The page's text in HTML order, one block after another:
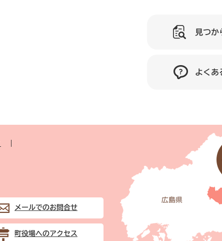
見つか
よくあ
メールでのお問合せ
町役場へのアクセス